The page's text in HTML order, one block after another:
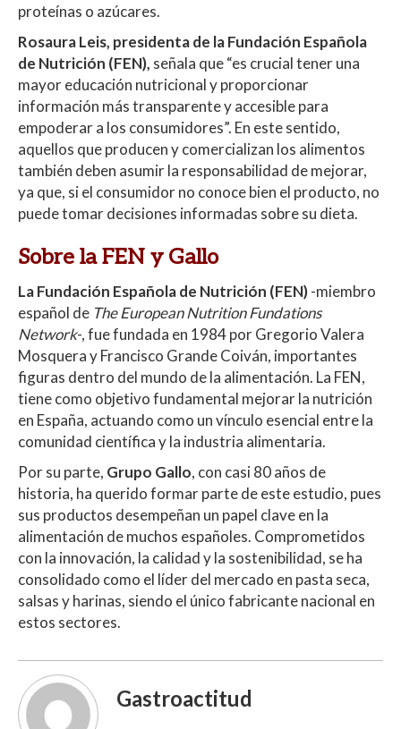
proteínas o azúcares.
Rosaura Leis, presidenta de la Fundación Española
de Nutrición (FEN), señala que “es crucial tener una
mayor educación nutricional y proporcionar
información más transparente y accesible para
empoderar a los consumidores”. En este sentido,
aquellos que producen y comercializan los alimentos
también deben asumir la responsabilidad de mejorar,
ya que, si el consumidor no conoce bien el producto, no
puede tomar decisiones informadas sobre su dieta.
Sobre la FEN y Gallo
La Fundación Española de Nutrición (FEN)-miembro
español de The European Nutrition Fundations
Network-, fue fundada en 1984 por Gregorio Valera
Mosquera y Francisco Grande Coiván, importantes
figuras dentro del mundo de la alimentación. La FEN,
tiene como objetivo fundamental mejorar la nutrición
en España, actuando como un vínculo esencial entre la
comunidad científica y la industria alimentaria.
Por su parte, Grupo Gallo, con casi 80 años de
historia, ha querido formar parte de este estudio, pues
sus productos desempeñan un papel clave en la
alimentación de muchos españoles. Comprometidos
con la innovación, la calidad y la sostenibilidad, se ha
consolidado como el líder del mercado en pasta seca,
salsas y harinas, siendo el único fabricante nacional en
estos sectores.
Gastroactitud